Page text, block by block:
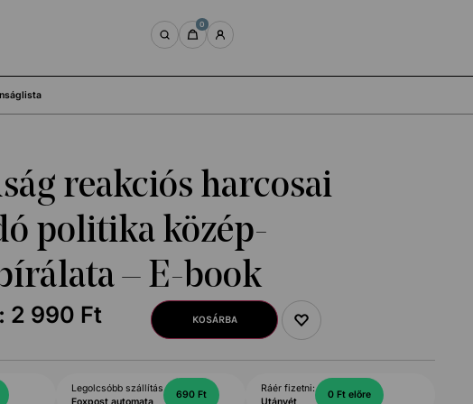
0
reakciós harcosai
politika közép-
– E-book
2 990 Ft KOSÁRBA
Legolcsóbb szállítás
690 Ft
Ráér fizetni:
0 Ft előre